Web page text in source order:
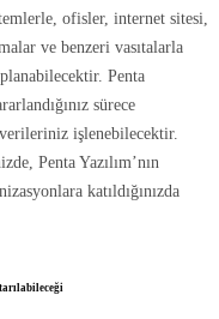
ofisler, internet sitesi,
ve benzeri vasıtalarla
Penta
sürece
işlenebilecektir.
Penta Yazılım’nın
katıldığınızda